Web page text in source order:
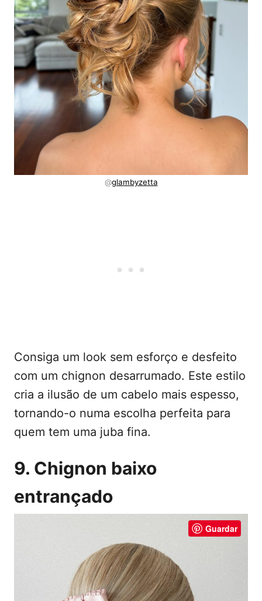
@glambyzetta
Consiga um look sem esforço e desfeito
com um chignon desarrumado. Este estilo
cria a ilusão de um cabelo mais espesso,
tornando-o numa escolha perfeita para
quem tem uma juba fina.
9. Chignon baixo
entrançado
Guardar